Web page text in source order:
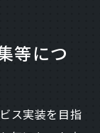
等につ
ス実装を目指